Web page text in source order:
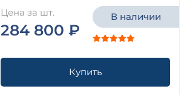
Цена за шт.
284 800 ₽
В наличии
Купить